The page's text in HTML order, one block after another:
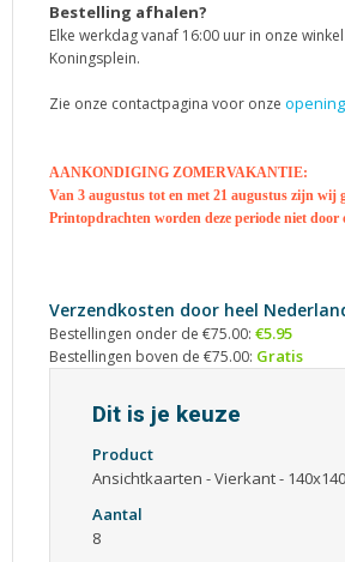
Bestelling afhalen?
Elke werkdag vanaf 16:00 uur in onze
Koningsplein.
Zie onze contactpagina voor onze
AANKONDIGING ZOMERVAKANTIE:
Van 3 augustus tot en met 21 augustus zijn wij
Printopdrachten worden deze periode niet door
Verzendkosten door heel
Bestellingen onder de €75.00: €5.95
Bestellingen boven de €75.00: Gratis
Dit is je keuze
Product
Ansichtkaarten - Vierkant -
Aantal
8